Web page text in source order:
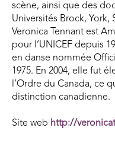
scène, ainsi que des
Universités Brock, York,
Veronica Tennant est
pour l’UNICEF depuis
en danse nommée
1975. En 2004, elle fut
l’Ordre du Canada, ce
distinction canadienne.
Site web http://